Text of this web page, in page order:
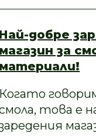
Най-добре
магазин за
материали!
Когато
това е